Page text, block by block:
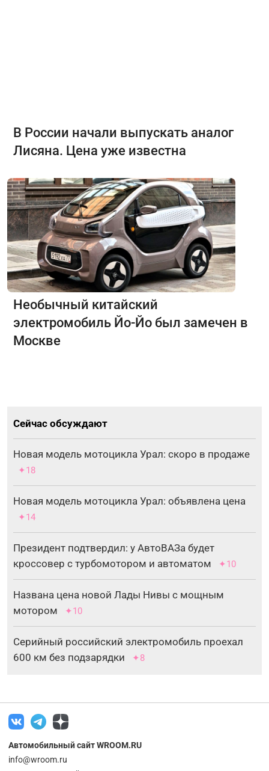
В России начали выпускать аналог
Лисяна. Цена уже известна
Необычный китайский
электромобиль Йо-Йо был замечен в
Москве
Сейчас обсуждают
Новая модель мотоцикла Урал: скоро в продаже
✦18
Новая модель мотоцикла Урал: объявлена цена
✦14
Президент подтвердил: у АвтоВАЗа будет
кроссовер с турбомотором и автоматом
✦10
Названа цена новой Лады Нивы с мощным
мотором
✦10
Серийный российский электромобиль проехал
600 км без подзарядки
✦8
Автомобильный сайт WROOM.RU
info@wroom.ru